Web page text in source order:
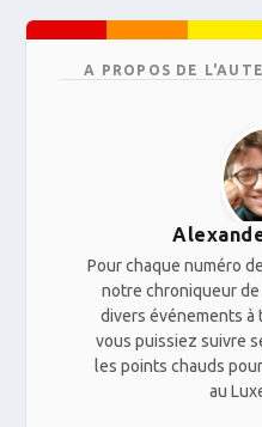
A PROPOS DE
Pour chaque numéro
notre chroniqueur de
divers événements à
vous puissiez suivre
les points chauds
au